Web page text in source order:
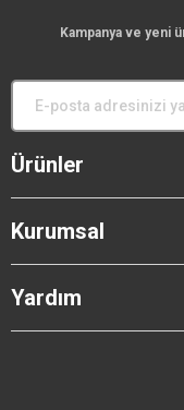
Kampanya ve yeni
Ürünler
Kurumsal
Yardım